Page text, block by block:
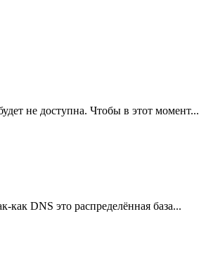
не доступна. Чтобы в этот момент...
DNS это распределённая база...